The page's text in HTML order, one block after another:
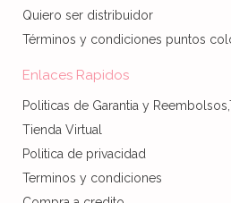
Quiero ser distribuidor
Términos y condiciones puntos
Enlaces Rapidos
Politicas de Garantia y
Tienda Virtual
Politica de privacidad
Terminos y condiciones